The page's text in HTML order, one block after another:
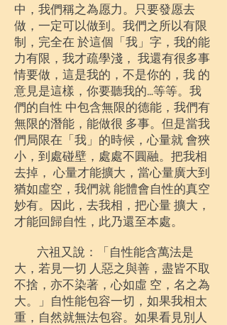
中，我們稱之為愿力。只要發愿去
做，一定可以做到。我們之所以有限
制，完全在 於這個「我」字，我的能
力有限，我才疏學淺， 我還有很多事
情要做，這是我的，不是你的，我 的
意見是這樣，你要聽我的…等等。我
們的自性 中包含無限的德能，我們有
無限的潛能，能做很 多事。但是當我
們局限在「我」的時候，心量就 會狹
小，到處碰壁，處處不圓融。把我相
去掉， 心量才能擴大，當心量廣大到
猶如虛空，我們就 能體會自性的真空
妙有。因此，去我相，把心量 擴大，
才能回歸自性，此乃還至本處。
六祖又說：「自性能含萬法是
大，若見一切 人惡之與善，盡皆不取
不捨，亦不染著，心如虛 空，名之為
大。」自性能包容一切，如果我相太
重，自然就無法包容。如果看見別人